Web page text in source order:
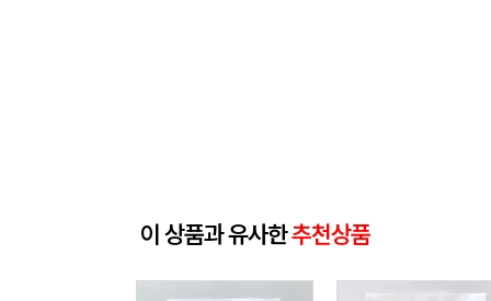
이 상품과 유사한추천상품